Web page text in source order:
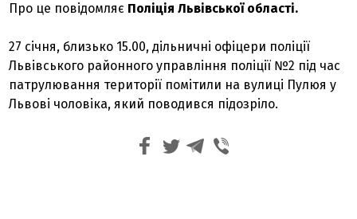
Про це повідомляє Поліція Львівської області.
27 січня, близько 15.00, дільничні офіцери поліції
Львівського районного управління поліції №2 під час
патрулювання території помітили на вулиці Пулюя у
Львові чоловіка, який поводився підозріло.